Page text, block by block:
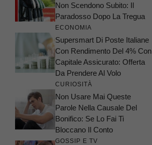
Non Scendono Subito: Il
Paradosso Dopo La Tregua
ECONOMIA
Supersmart Di Poste Italiane
Con Rendimento Del 4% Con
Capitale Assicurato: Offerta
Da Prendere Al Volo
CURIOSITÀ
Non Usare Mai Queste
Parole Nella Causale Del
Bonifico: Se Lo Fai Ti
Bloccano Il Conto
GOSSIP E TV